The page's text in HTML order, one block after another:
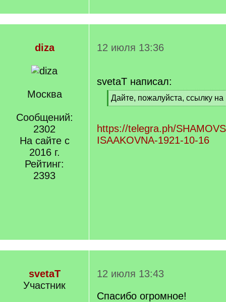
diza
Москва
Сообщений:
2302
На сайте с
2016 г.
Рейтинг:
2393
12 июля 13:36
svetaT написал:
[
q
Дайте, пожалуйста, ссылку
[
q
]
https://telegra.ph/
ISAAKOVNA-1921-10-16
svetaT
Участник
12 июля 13:43
Спасибо огромное!